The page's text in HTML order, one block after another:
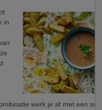
in
werk je af met een